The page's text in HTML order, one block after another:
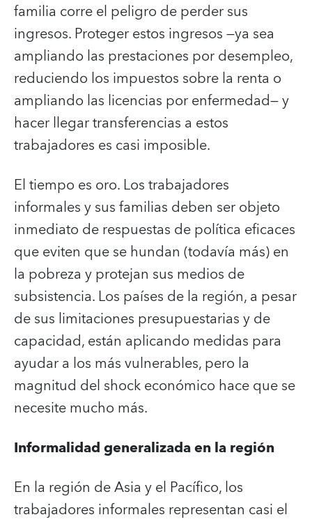
familia corre el peligro de perder sus
ingresos. Proteger estos ingresos —ya sea
ampliando las prestaciones por desempleo,
reduciendo los impuestos sobre la renta o
ampliando las licencias por enfermedad— y
hacer llegar transferencias a estos
trabajadores es casi imposible.
El tiempo es oro. Los trabajadores
informales y sus familias deben ser objeto
inmediato de respuestas de política eficaces
que eviten que se hundan (todavía más) en
la pobreza y protejan sus medios de
subsistencia. Los países de la región, a pesar
de sus limitaciones presupuestarias y de
capacidad, están aplicando medidas para
ayudar a los más vulnerables, pero la
magnitud del shock económico hace que se
necesite mucho más.
Informalidad generalizada en la región
En la región de Asia y el Pacífico, los
trabajadores informales representan casi el